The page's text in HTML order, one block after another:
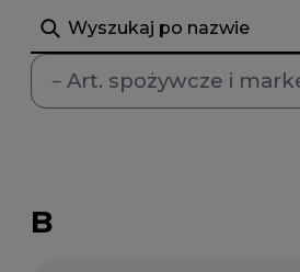
Szukaj
– Art. spożywcze i
B